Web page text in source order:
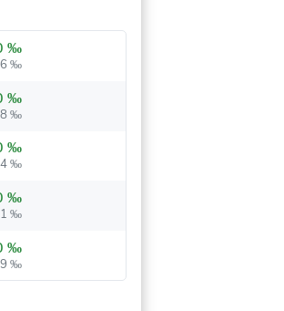
‰
‰
‰
‰
‰
‰
‰
‰
‰
‰